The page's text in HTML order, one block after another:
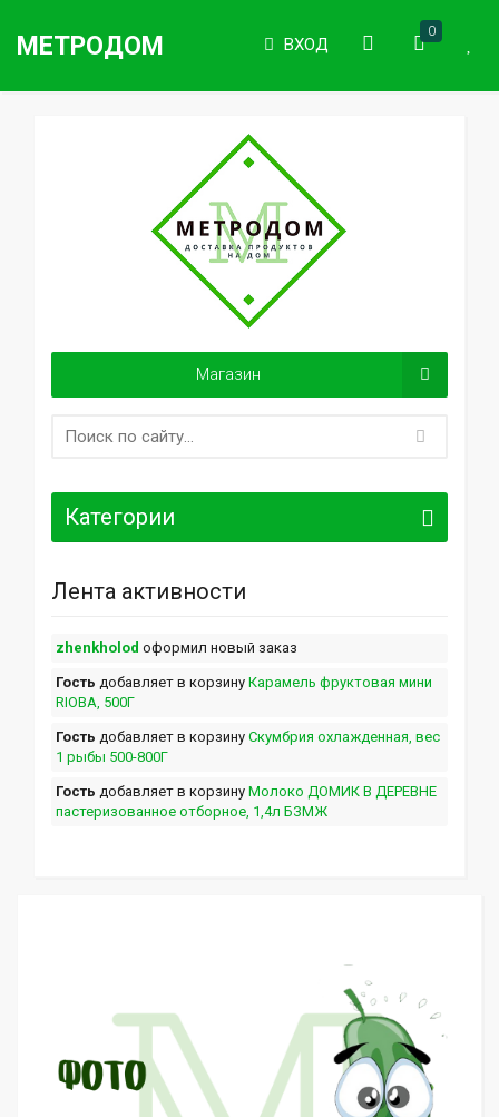
МЕТРОДОМ ВХОД
0
Магазин
Категории
Лента активности
zhenkholod оформил новый заказ
Гость добавляет в корзину Карамель фруктовая мини
RIOBA, 500Г
Гость добавляет в корзину Скумбрия охлажденная, вес
1 рыбы 500-800Г
Гость добавляет в корзину Молоко ДОМИК В ДЕРЕВНЕ
пастеризованное отборное, 1,4л БЗМЖ